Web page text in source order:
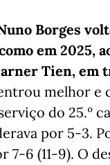
Borges
em 2025,
Tien, em
melhor e
do 25.º
por 5-3.
7-6 (11-9). O